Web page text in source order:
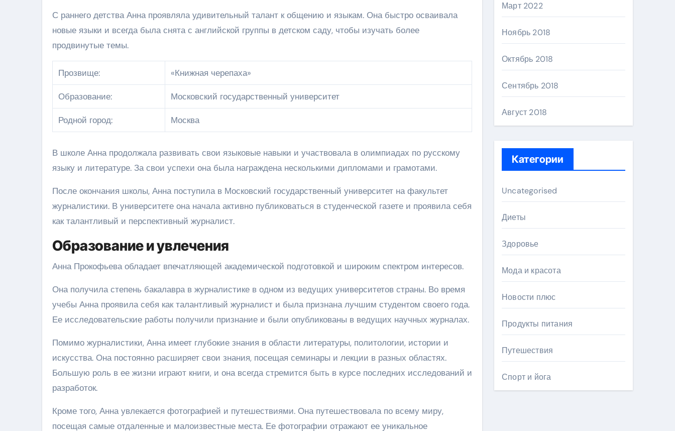
С раннего детства Анна проявляла удивительный талант к общению и языкам. Она быстро осваивала
новые языки и всегда была снята с английской группы в детском саду, чтобы изучать более
продвинутые темы.
Прозвище: «Книжная черепаха»
Образование: Московский государственный университет
Родной город: Москва
В школе Анна продолжала развивать свои языковые навыки и участвовала в олимпиадах по русскому
языку и литературе. За свои успехи она была награждена несколькими дипломами и грамотами.
После окончания школы, Анна поступила в Московский государственный университет на факультет
журналистики. В университете она начала активно публиковаться в студенческой газете и проявила себя
как талантливый и перспективный журналист.
Образование и увлечения
Анна Прокофьева обладает впечатляющей академической подготовкой и широким спектром интересов.
Она получила степень бакалавра в журналистике в одном из ведущих университетов страны. Во время
учебы Анна проявила себя как талантливый журналист и была признана лучшим студентом своего года.
Ее исследовательские работы получили признание и были опубликованы в ведущих научных журналах.
Помимо журналистики, Анна имеет глубокие знания в области литературы, политологии, истории и
искусства. Она постоянно расширяет свои знания, посещая семинары и лекции в разных областях.
Большую роль в ее жизни играют книги, и она всегда стремится быть в курсе последних исследований и
разработок.
Кроме того, Анна увлекается фотографией и путешествиями. Она путешествовала по всему миру,
посещая самые отдаленные и малоизвестные места. Ее фотографии отражают ее уникальное
Март 2022
Ноябрь 2018
Октябрь 2018
Сентябрь 2018
Август 2018
Категории
Uncategorised
Диеты
Здоровье
Мода и красота
Новости плюс
Продукты питания
Путешествия
Спорт и йога